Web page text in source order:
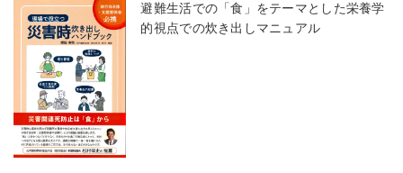
避難生活での「食」をテーマとした栄養学
的視点での炊き出しマニュアル